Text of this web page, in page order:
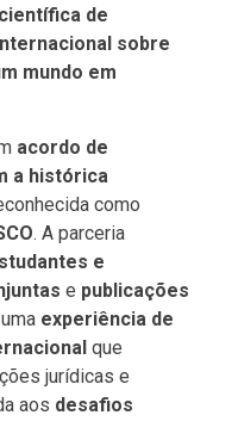
de
sobre
mundo em
acordo de
a histórica
como
. A parceria
e
e publicações
experiência de
que
jurídicas e
aos desafios